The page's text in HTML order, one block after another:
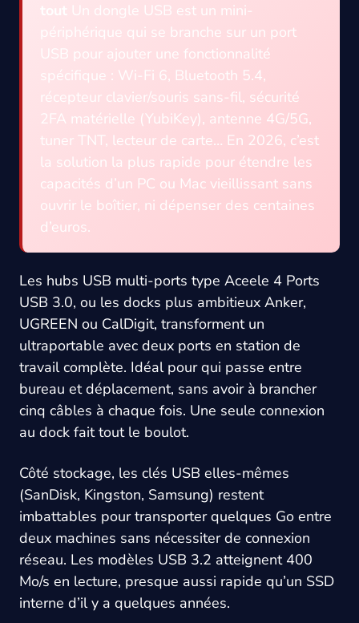
tout Un dongle USB est un mini-
périphérique qui se branche sur un port
USB pour ajouter une fonctionnalité
spécifique : Wi-Fi 6, Bluetooth 5.4,
récepteur clavier/souris sans-fil, sécurité
2FA matérielle (YubiKey), antenne 4G/5G,
tuner TNT, lecteur de carte… En 2026, c’est
la solution la plus rapide pour étendre les
capacités d’un PC ou Mac vieillissant sans
ouvrir le boîtier, ni dépenser des centaines
d’euros.
Les hubs USB multi-ports type Aceele 4 Ports
USB 3.0, ou les docks plus ambitieux Anker,
UGREEN ou CalDigit, transforment un
ultraportable avec deux ports en station de
travail complète. Idéal pour qui passe entre
bureau et déplacement, sans avoir à brancher
cinq câbles à chaque fois. Une seule connexion
au dock fait tout le boulot.
Côté stockage, les clés USB elles-mêmes
(SanDisk, Kingston, Samsung) restent
imbattables pour transporter quelques Go entre
deux machines sans nécessiter de connexion
réseau. Les modèles USB 3.2 atteignent 400
Mo/s en lecture, presque aussi rapide qu’un SSD
interne d’il y a quelques années.